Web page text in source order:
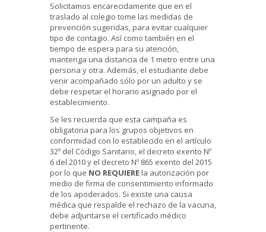
Solicitamos encarecidamente que en el
traslado al colegio tome las medidas de
prevención sugeridas, para evitar cualquier
tipo de contagio. Así como también en el
tiempo de espera para su atención,
mantenga una distancia de 1 metro entre una
persona y otra. Además, el estudiante debe
venir acompañado sólo por un adulto y se
debe respetar el horario asignado por el
establecimiento.
Se les recuerda que esta campaña es
obligatoria para los grupos objetivos en
conformidad con lo establecido en el artículo
32º del Código Sanitario, el decreto exento Nº
6 del 2010 y el decreto Nº 865 exento del 2015
por lo que NO REQUIEREla autorización por
medio de firma de consentimiento informado
de los apoderados. Si existe una causa
médica que respalde el rechazo de la vacuna,
debe adjuntarse el certificado médico
pertinente.